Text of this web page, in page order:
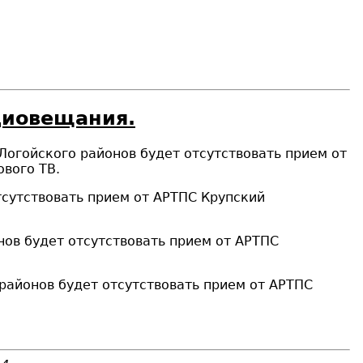
районов будет отсутствовать прием от
ТВ.
прием от АРТПС Крупский
будет отсутствовать прием от АРТПС
будет отсутствовать прием от АРТПС